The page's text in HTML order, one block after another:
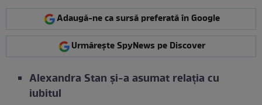
Adaugă-ne ca sursă preferată în Google
Urmărește SpyNews pe Discover
Alexandra Stan și-a asumat relația cu
iubitul